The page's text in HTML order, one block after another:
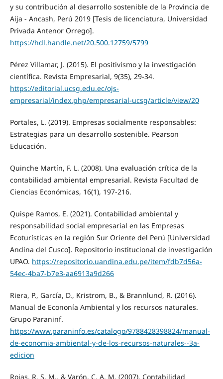
y su contribución al desarrollo sostenible de la Provincia de
Aija - Ancash, Perú 2019 [Tesis de licenciatura, Universidad
Privada Antenor Orrego].
https://hdl.handle.net/20.500.12759/5799
Pérez Villamar, J. (2015). El positivismo y la investigación
científica. Revista Empresarial, 9(35), 29-34.
https://editorial.ucsg.edu.ec/ojs-
empresarial/index.php/empresarial-ucsg/article/view/20
Portales, L. (2019). Empresas socialmente responsables:
Estrategias para un desarrollo sostenible. Pearson
Educación.
Quinche Martín, F. L. (2008). Una evaluación crítica de la
contabilidad ambiental empresarial. Revista Facultad de
Ciencias Económicas, 16(1), 197-216.
Quispe Ramos, E. (2021). Contabilidad ambiental y
responsabilidad social empresarial en las Empresas
Ecoturísticas en la región Sur Oriente del Perú [Universidad
Andina del Cusco]. Repositorio institucional de investigación
UPAO. https://repositorio.uandina.edu.pe/item/fdb7d56a-
54ec-4ba7-b7e3-aa6913a9d266
Riera, P., García, D., Kristrom, B., & Brannlund, R. (2016).
Manual de Econonía Ambiental y los recursos naturales.
Grupo Paraninf.
https://www.paraninfo.es/catalogo/9788428398824/manual-
de-economia-ambiental-y-de-los-recursos-naturales--3a-
edicion
Rojas, R. S. M., & Varón, C. A. M. (2007). Contabilidad